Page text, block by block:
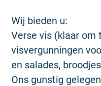
Wij bieden u:
Verse vis (klaar om
visvergunningen
en salades,
Ons gunstig